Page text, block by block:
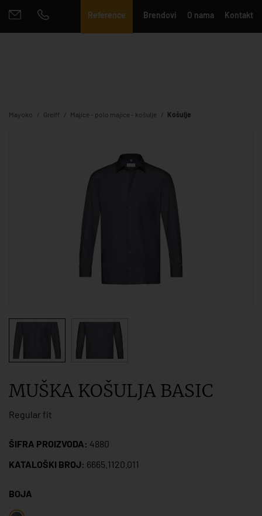
Reference Brendovi O nama Kontakt
Mayoko Greiff Majice - polo majice - košulje Košulje
MUŠKA KOŠULJA BASIC
Regular fit
ŠIFRA PROIZVODA: 4880
KATALOŠKI BROJ: 6665.1120.011
BOJA